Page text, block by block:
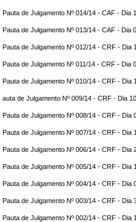
Pauta de Julgamento Nº 014/14 - CAF - Dia
Pauta de Julgamento Nº 013/14 - CAF - Dia
Pauta de Julgamento Nº 012/14 - CRF - Dia
Pauta de Julgamento Nº 011/14 - CRF - Dia
Pauta de Julgamento Nº 010/14 - CRF - Dia
auta de Julgamento Nº 009/14 - CRF - Dia
Pauta de Julgamento Nº 008/14 - CRF - Dia
Pauta de Julgamento Nº 007/14 - CRF - Dia
Pauta de Julgamento Nº 006/14 - CRF - Dia
Pauta de Julgamento Nº 005/14 - CRF - Dia
Pauta de Julgamento Nº 004/14 - CRF - Dia
Pauta de Julgamento Nº 003/14 - CRF - Dia
Pauta de Julgamento Nº 002/14 - CRF - Dia